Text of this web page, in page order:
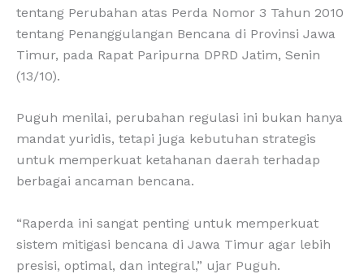
tentang Perubahan atas Perda Nomor 3 Tahun 2010
tentang Penanggulangan Bencana di Provinsi Jawa
Timur, pada Rapat Paripurna DPRD Jatim, Senin
(13/10).
Puguh menilai, perubahan regulasi ini bukan hanya
mandat yuridis, tetapi juga kebutuhan strategis
untuk memperkuat ketahanan daerah terhadap
berbagai ancaman bencana.
“Raperda ini sangat penting untuk memperkuat
sistem mitigasi bencana di Jawa Timur agar lebih
presisi, optimal, dan integral,” ujar Puguh.